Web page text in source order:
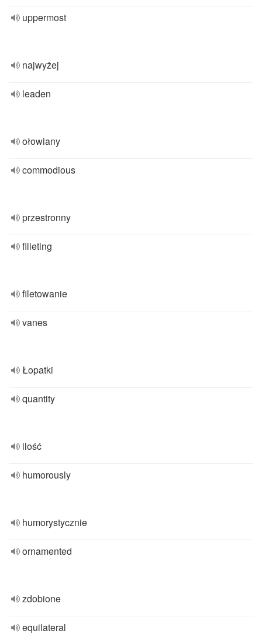
uppermost
najwyżej
leaden
ołowiany
commodious
przestronny
filleting
filetowanie
vanes
Łopatki
quantity
ilość
humorously
humorystycznie
ornamented
zdobione
equilateral